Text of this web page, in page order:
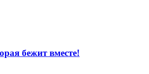
бежит вместе!